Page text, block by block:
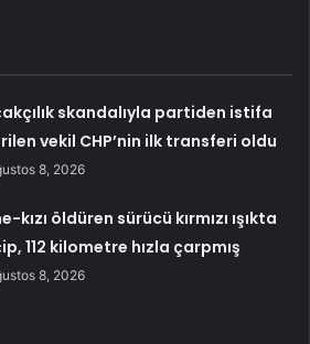
skandalıyla partiden istifa
vekil CHP’nin ilk transferi oldu
8, 2026
kızı öldüren sürücü kırmızı ışıkta
112 kilometre hızla çarpmış
8, 2026